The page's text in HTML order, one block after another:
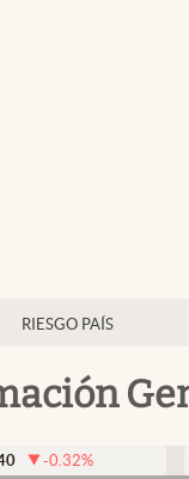
RIESGO PAÍS